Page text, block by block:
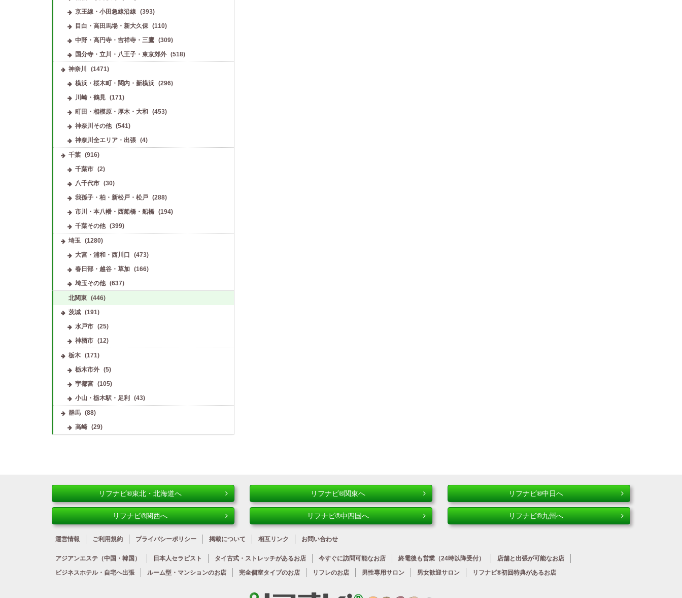
京王線・小田急線沿線
(393)
目白・高田馬場・新大久保
(110)
中野・高円寺・吉祥寺・三鷹
(309)
国分寺・立川・八王子・東京郊外
(518)
神奈川
(1471)
横浜・桜木町・関内・新横浜
(296)
川崎・鶴見
(171)
町田・相模原・厚木・大和
(453)
神奈川その他
(541)
神奈川全エリア・出張
(4)
千葉 (916)
千葉市
(2)
八千代市
(30)
我孫子・柏・新松戸・松戸
(288)
市川・本八幡・西船橋・船橋
(194)
千葉その他
(399)
埼玉
(1280)
大宮・浦和・西川口
(473)
春日部・越谷・草加
(166)
埼玉その他
(637)
北関東 (446)
茨城 (191)
水戸市
(25)
神栖市
(12)
栃木 (171)
栃木市外
(5)
宇都宮
(105)
小山・栃木駅・足利
(43)
群馬 (88)
高崎
(29)
リフナビ®東北・北海道へ リフナビ®関東へ リフナビ®中日へ
リフナビ®関西へ リフナビ®中四国へ リフナビ®九州へ
運営情報 ご利用規約 プライバシーポリシー 掲載について 相互リンク お問い合わせ
アジアンエステ （中国・韓国） 日本人セラピスト タイ古式・ストレッチがあるお店 今すぐに訪問可能なお店 終電後も営業 （24時以降受付） 店舗と出張が可能なお店
ビジネスホテル・ 自宅へ出張 ルーム型・ マンションのお店 完全個室タイプのお店 リフレのお店 男性専用サロン 男女歓迎サロン リフナビ®初回特典があるお店